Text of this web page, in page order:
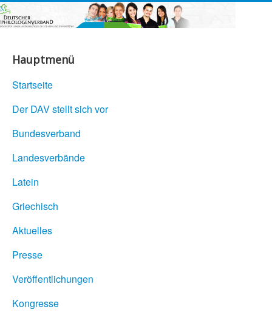
Hauptmenü
Startseite
Der DAV stellt sich vor
Bundesverband
Landesverbände
Latein
Griechisch
Aktuelles
Presse
Veröffentlichungen
Kongresse